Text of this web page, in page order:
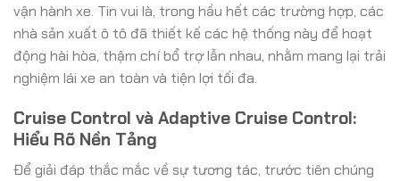
vận hành xe. Tin vui là, trong hầu hết các trường hợp, các
nhà sản xuất ô tô đã thiết kế các hệ thống này để hoạt
động hài hòa, thậm chí bổ trợ lẫn nhau, nhằm mang lại trải
nghiệm lái xe an toàn và tiện lợi tối đa.
Cruise Control và Adaptive Cruise Control:
Hiểu Rõ Nền Tảng
Để giải đáp thắc mắc về sự tương tác, trước tiên chúng